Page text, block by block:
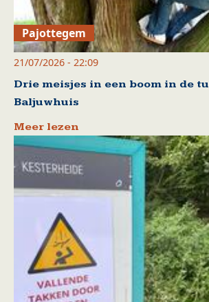
Pajottegem
21/07/2026 - 22:09
Drie meisjes in een boom in de
Baljuwhuis
Meer lezen